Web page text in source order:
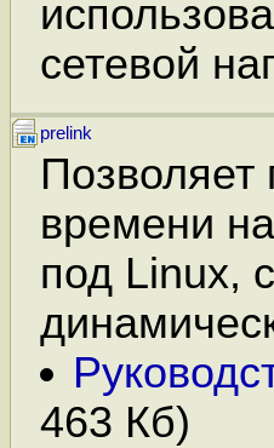
сетевой
prelink
времени
под Linux,
463 Кб)